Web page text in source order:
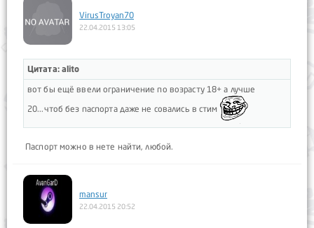
VirusTroyan70
22.04.2015 13:05
Цитата: alito
вот бы ещё ввели ограничение по возрасту 18+ а лучше
20...чтоб без паспорта даже не совались в стим
Паспорт можно в нете найти, любой.
mansur
22.04.2015 20:52